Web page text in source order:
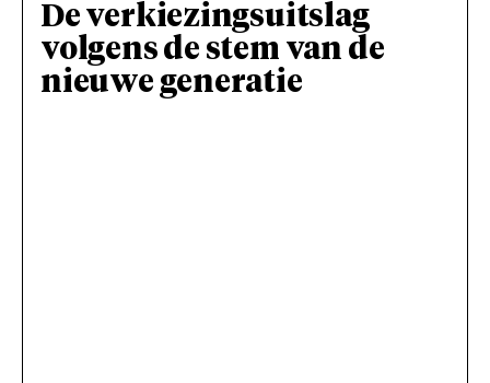
De verkiezingsuitslag
volgens de stem van de
nieuwe generatie